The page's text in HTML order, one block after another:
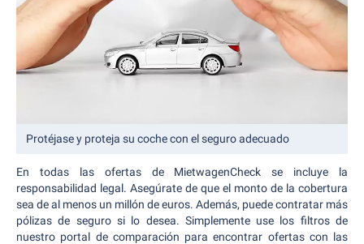
Protéjase y proteja su coche con el seguro adecuado
En todas las ofertas de MietwagenCheck se incluye la
responsabilidad legal. Asegúrate de que el monto de la cobertura
sea de al menos un millón de euros. Además, puede contratar más
pólizas de seguro si lo desea. Simplemente use los filtros de
nuestro portal de comparación para encontrar ofertas con las